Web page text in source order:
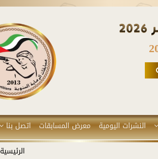
النشرات اليومية معرض المسابقات اتصل بنا
الرئيسية